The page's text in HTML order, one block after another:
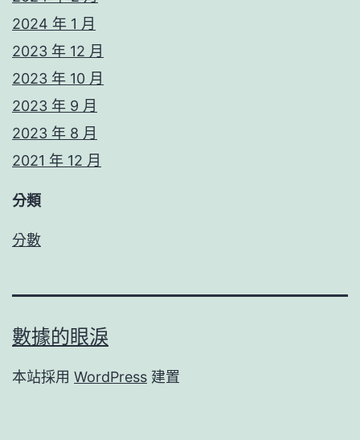
2024 年 1 月
2023 年 12 月
2023 年 10 月
2023 年 9 月
2023 年 8 月
2021 年 12 月
分類
分數
數據的眼淚
本站採用 WordPress 建置